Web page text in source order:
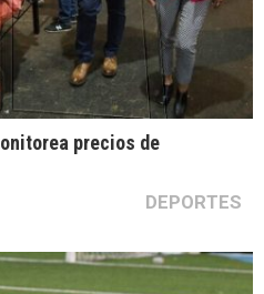
precios de
DEPORTES